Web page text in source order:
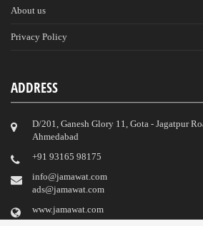
About us
Privacy Policy
ADDRESS
D/201, Ganesh Glory 11, Gota - Jagatpur
Ahmedabad
‎+91 93165 98175
info@jamawat.com
ads@jamawat.com
www.jamawat.com